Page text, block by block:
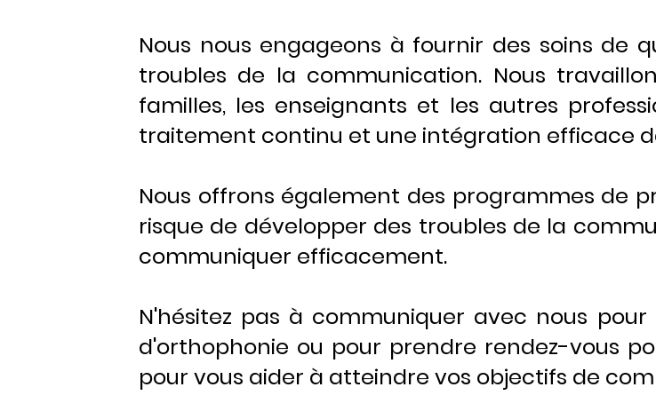
Nous nous engageons à fournir des soins de
troubles de la communication. Nous
familles, les enseignants et les autres
traitement continu et une intégration efficace
Nous offrons également des programmes de
risque de développer des troubles de la
communiquer efficacement.
N'hésitez pas à communiquer avec nous pour
d'orthophonie ou pour prendre rendez-vous
pour vous aider à atteindre vos objectifs de